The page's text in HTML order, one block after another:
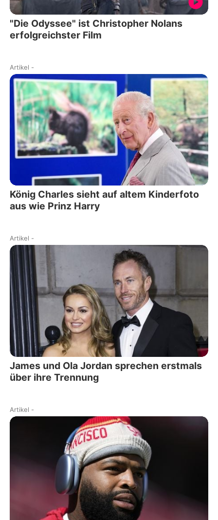
"Die Odyssee" ist Christopher Nolans
erfolgreichster Film
Artikel -
König Charles sieht auf altem Kinderfoto
aus wie Prinz Harry
Artikel -
James und Ola Jordan sprechen erstmals
über ihre Trennung
Artikel -